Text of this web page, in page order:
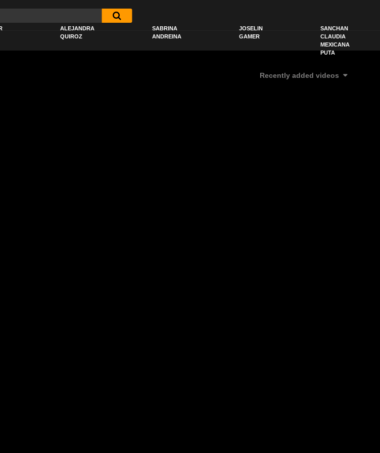
ALEJANDRA
QUIROZ
SABRINA
ANDREINA
JOSELIN
GAMER
SANCHAN
CLAUDIA
MEXICANA
PUTA
Recently added videos